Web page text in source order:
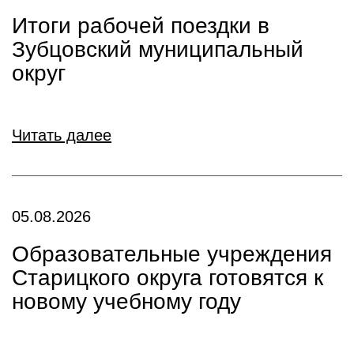
Итоги рабочей поездки в
Зубцовский муниципальный
округ
Читать далее
05.08.2026
Образовательные учреждения
Старицкого округа готовятся к
новому учебному году